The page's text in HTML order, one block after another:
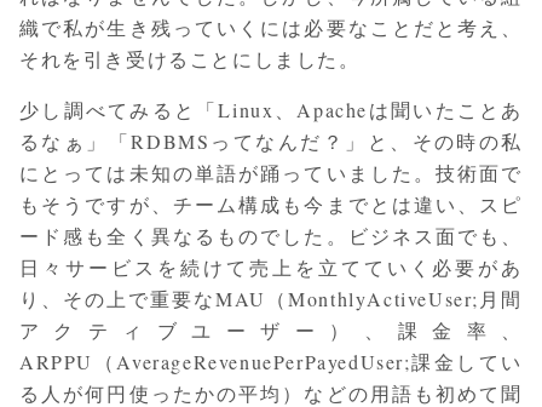
織で私が生き残っていくには必要なことだと考え、
それを引き受けることにしました。
少し調べてみると「Linux、Apacheは聞いたことあ
るなぁ」「RDBMSってなんだ？」と、その時の私
にとっては未知の単語が踊っていました。技術面で
もそうですが、チーム構成も今までとは違い、スピ
ード感も全く異なるものでした。ビジネス面でも、
日々サービスを続けて売上を立てていく必要があ
り、その上で重要なMAU（MonthlyActiveUser;月間
アクティブユーザー）、課金率、
ARPPU（AverageRevenuePerPayedUser;課金してい
る人が何円使ったかの平均）などの用語も初めて聞